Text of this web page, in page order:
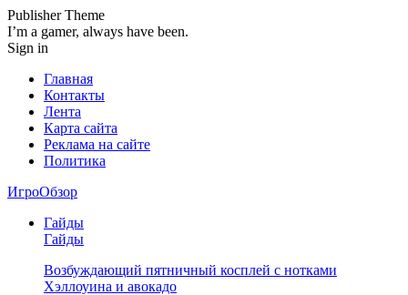
Publisher Theme
I’m a gamer, always have been.
Sign in
Главная
Контакты
Лента
Карта сайта
Реклама на сайте
Политика
ИгроОбзор
Гайды
Гайды
Возбуждающий пятничный косплей с нотками
Хэллоуина и авокадо